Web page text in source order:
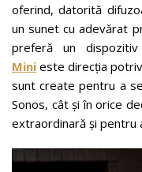
oferind, datorită
un sunet cu adevărat
preferă un
Mini este direcția
sunt create pentru a
Sonos, cât și în orice
extraordinară și pentru